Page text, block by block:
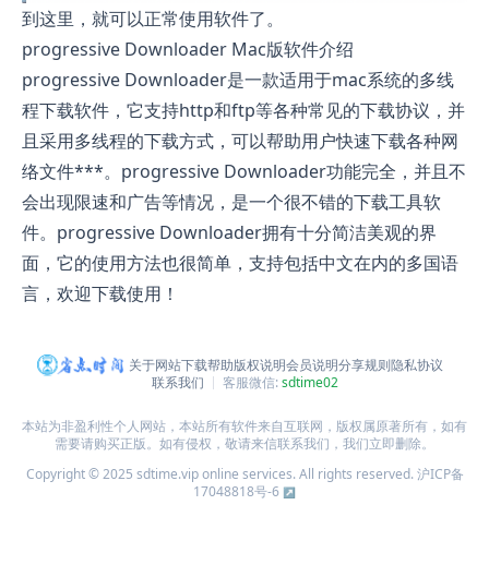
到这里，就可以正常使用软件了。
progressive Downloader Mac版软件介绍
progressive Downloader是一款适用于mac系统的多线
程下载软件，它支持http和ftp等各种常见的下载协议，并
且采用多线程的下载方式，可以帮助用户快速下载各种网
络文件***。progressive Downloader功能完全，并且不
会出现限速和广告等情况，是一个很不错的下载工具软
件。progressive Downloader拥有十分简洁美观的界
面，它的使用方法也很简单，支持包括中文在内的多国语
言，欢迎下载使用！
关于网站下载帮助版权说明会员说明分享规则隐私协议
联系我们
客服微信:sdtime02
本站为非盈利性个人网站，本站所有软件来自互联网，版权属原著所有，如有
需要请购买正版。如有侵权，敬请来信联系我们，我们立即删除。
Copyright © 2025 sdtime.vip online services. All rights reserved.沪ICP备
17048818号-6